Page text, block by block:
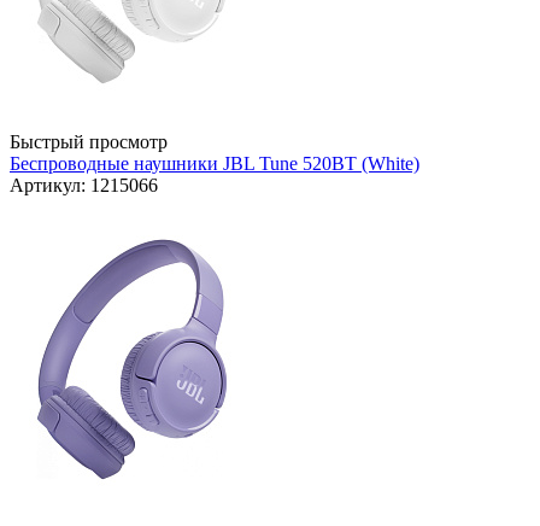
Быстрый просмотр
Беспроводные наушники JBL Tune 520BT (White)
Артикул: 1215066